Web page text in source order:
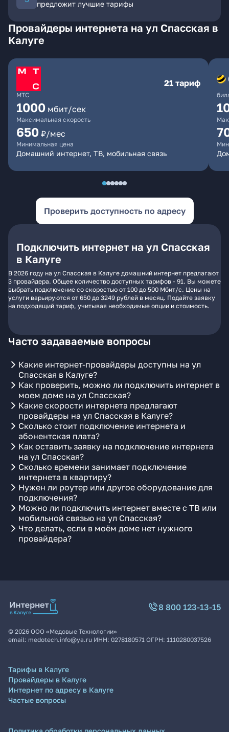
предложит лучшие тарифы
Провайдеры интернета на ул Спасская в
Калуге
МТС
21 тариф
1000 мбит/сек
Максимальная скорость
650 ₽/мес
Минимальная цена
Домашний интернет, ТВ, мобильная связь
Проверить доступность по адресу
Подключить интернет на ул Спасская
в Калуге
В 2026 году на ул Спасская в Калуге домашний интернет предлагают
3 провайдера. Общее количество доступных тарифов - 91. Вы можете
выбрать подключение со скоростью от 100 до 500 Мбит/с. Цены на
услуги варьируются от 650 до 3249 рублей в месяц. Подайте заявку
на подходящий тариф, учитывая необходимые опции и стоимость.
Часто задаваемые вопросы
Какие интернет-провайдеры доступны на ул
Спасская в Калуге?
Как проверить, можно ли подключить интернет в
моем доме на ул Спасская?
Какие скорости интернета предлагают
провайдеры на ул Спасская в Калуге?
Сколько стоит подключение интернета и
абонентская плата?
Как оставить заявку на подключение интернета
на ул Спасская?
Сколько времени занимает подключение
интернета в квартиру?
Нужен ли роутер или другое оборудование для
подключения?
Можно ли подключить интернет вместе с ТВ или
мобильной связью на ул Спасская?
Что делать, если в моём доме нет нужного
провайдера?
8 800 123-13-15
© 2026 ООО «Медовые Технологии»
email: medotech.info@ya.ru ИНН: 0278180571 ОГРН: 1110280037526
Тарифы в Калуге
Провайдеры в Калуге
Интернет по адресу в Калуге
Частые вопросы